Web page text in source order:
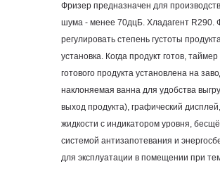
Фризер предназначен для
шума - менее 70дцБ. Хладагент R290.
регулировать степень густоты
установка. Когда продукт готов,
готового продукта установлена на
наклоняемая ванна для удобства
выход продукта), графический
жидкости с индикатором уровня,
системой антизапотевания и
для эксплуатации в помещении при